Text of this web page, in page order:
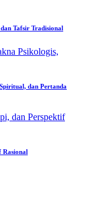
Tafsir Tradisional
dan Pertanda
Rasional